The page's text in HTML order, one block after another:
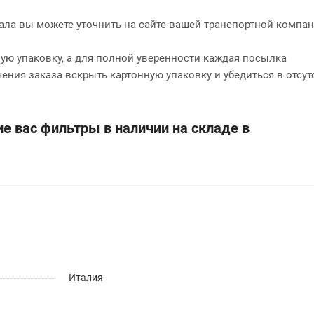
вы можете уточнить на сайте вашей транспортной
упаковку, а для полной уверенности каждая посылка
заказа вскрыть картонную упаковку и убедиться в
вас фильтры в наличии на складе в
Италия